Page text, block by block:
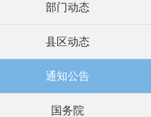
部门动态
县区动态
通知公告
国务院